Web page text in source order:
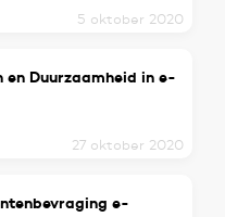
5 oktober 2020
27 oktober 2020
en Duurzaamheid in e-
e-